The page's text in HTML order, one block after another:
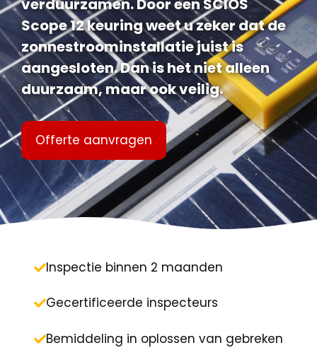
verduurzamen. Door een SCIOS
Scope 12 keuring weet u zeker dat de
zonnestroominstallatie juist is
aangesloten. Dan is het niet alleen
duurzaam, maar ook veilig.
Offerte aanvragen
Inspectie binnen 2 maanden
Gecertificeerde inspecteurs
Bemiddeling in oplossen van gebreken